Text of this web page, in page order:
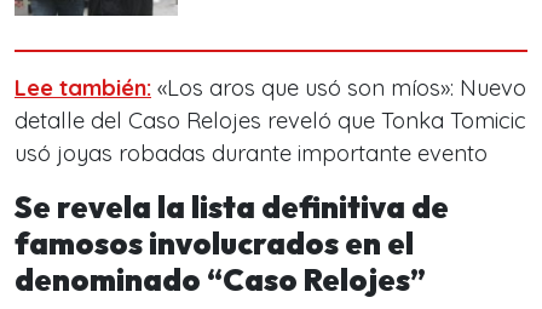
Lee también: «Los aros que usó son míos»: Nuevo
detalle del Caso Relojes reveló que Tonka Tomicic
usó joyas robadas durante importante evento
Se revela la lista definitiva de
famosos involucrados en el
denominado “Caso Relojes”